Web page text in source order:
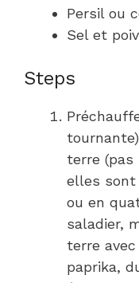
Persil ou
Sel et
Steps
terre (pas
elles sont
ou en
saladier,
terre avec
paprika,